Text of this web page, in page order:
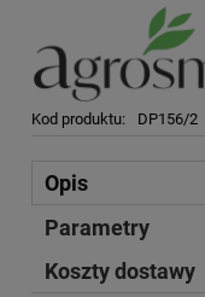
Kod produktu: DP156/2
Opis
Parametry
Koszty dostawy
Cena nie zawiera